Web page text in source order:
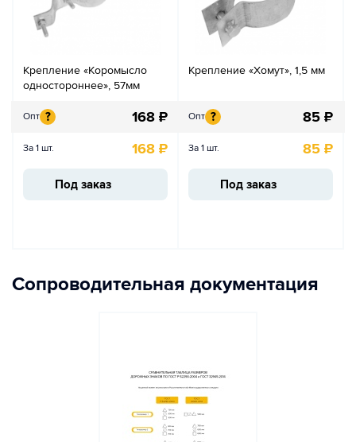
Крепление «Коромысло
одностороннее», 57мм
Опт ? 168 ₽
За 1 шт. 168 ₽
Под заказ
Крепление «Хомут», 1,5 мм
Опт ? 85 ₽
За 1 шт. 85 ₽
Под заказ
Сопроводительная документация